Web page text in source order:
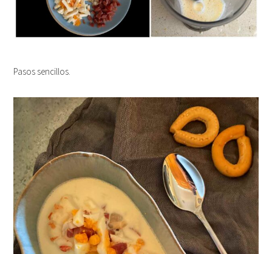
Pasos sencillos.